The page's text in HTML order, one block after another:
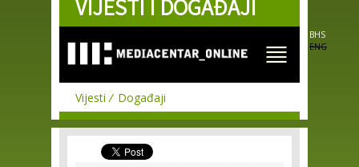
Skip to
main
VIJESTI I DOGAĐAJI
BHS
ENG
Vijesti Događaji